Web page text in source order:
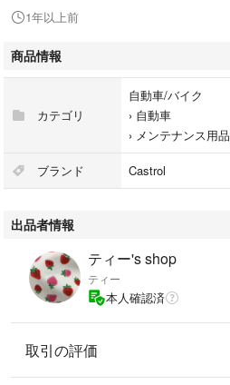
される方はご遠慮下さい。
1年以上前
商品情報
カテゴリ
自動車/バイク
› 自動車
› メンテナンス用品
ブランド Castrol
出品者情報
ティー's shop
ティー
本人確認済
取引の評価